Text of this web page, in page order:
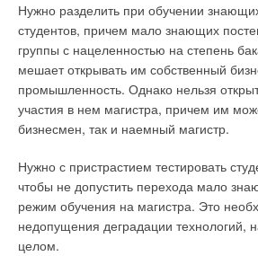
Нужно разделить при обучении
студентов, причем мало знающих
группы с нацеленностью на степень
мешает открывать им собственный
промышленность. Однако нельзя
участия в нем магистра, причем им
бизнесмен, так и наемный магистр.
Нужно с пристрастием тестировать
чтобы не допустить перехода мало
режим обучения на магистра. Это
недопущения деградации технологий,
целом.